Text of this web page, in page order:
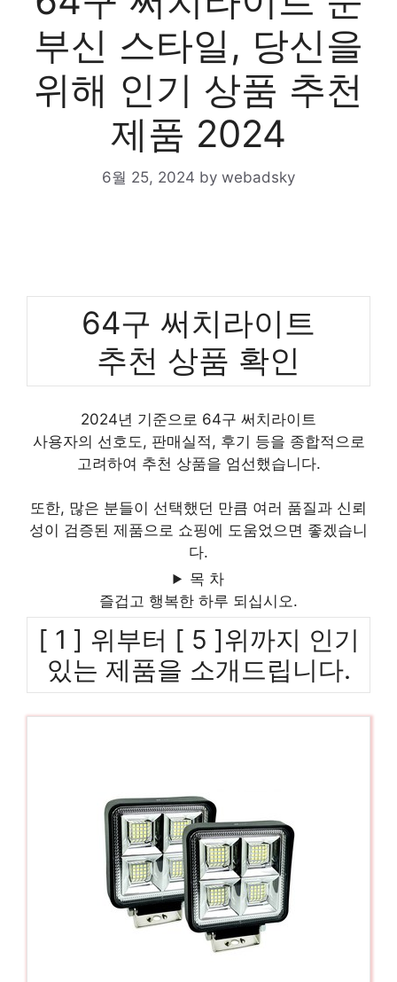
부신 스타일, 당신을
위해 인기 상품 추천
제품 2024
6월 25, 2024 by webadsky
64구 써치라이트
추천 상품 확인
2024년 기준으로 64구 써치라이트
사용자의 선호도, 판매실적, 후기 등을 종합적으로
고려하여 추천 상품을 엄선했습니다.
또한, 많은 분들이 선택했던 만큼 여러 품질과 신뢰
성이 검증된 제품으로 쇼핑에 도움었으면 좋겠습니
다.
목 차
즐겁고 행복한 하루 되십시오.
[ 1 ] 위부터 [ 5 ]위까지 인기
있는 제품을 소개드립니다.